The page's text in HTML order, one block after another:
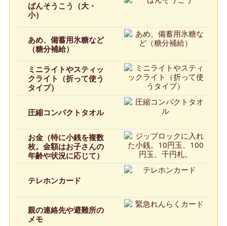
ばんそうこう（大・
小）
あめ、備蓄用氷糖など
（糖分補給）
ミニライトやスティッ
クライト（折って使う
タイプ）
圧縮コンパクトタオル
お金（特に小銭を複数
枚。金額はお子さんの
年齢や状況に応じて）
テレホンカード
親の連絡先や避難所の
メモ